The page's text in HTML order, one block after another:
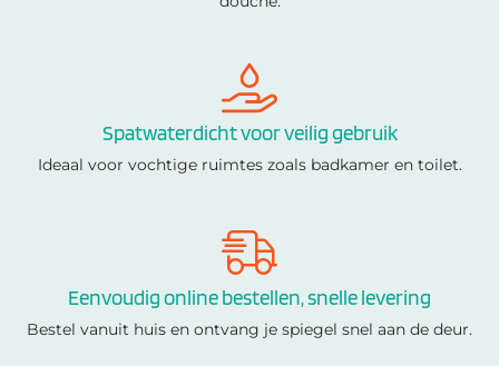
Spatwaterdicht voor veilig gebruik
Ideaal voor vochtige ruimtes zoals badkamer en toilet.
Eenvoudig online bestellen, snelle levering
Bestel vanuit huis en ontvang je spiegel snel aan de deur.